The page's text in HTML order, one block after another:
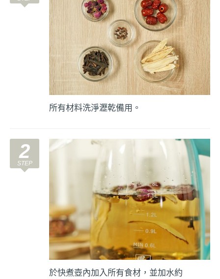
所有材料洗淨瀝乾備用。
2
於快煮壺內加入所有食材，並加水約